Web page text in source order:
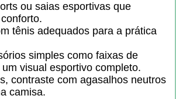
ou saias esportivas que
tênis adequados para a prática
simples como faixas de
visual esportivo completo.
contraste com agasalhos neutros
camisa.